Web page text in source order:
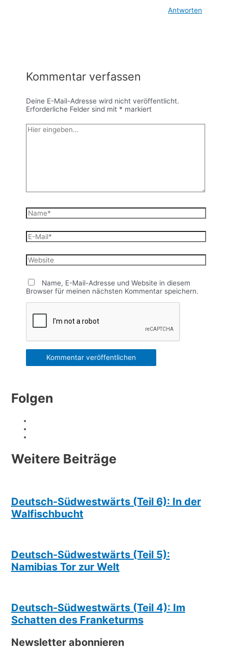
Antworten
Kommentar verfassen
Deine E-Mail-Adresse wird nicht veröffentlicht.
Erforderliche Felder sind mit * markiert
Hier
eingeben…
Name*
E-
Mail*
Website
Name, E-Mail-Adresse und Website in diesem
Browser für meinen nächsten Kommentar speichern.
Folgen
Weitere Beiträge
Deutsch-Südwestwärts (Teil 6): In der
Walfischbucht
Deutsch-Südwestwärts (Teil 5):
Namibias Tor zur Welt
Deutsch-Südwestwärts (Teil 4): Im
Schatten des Franketurms
Newsletter abonnieren